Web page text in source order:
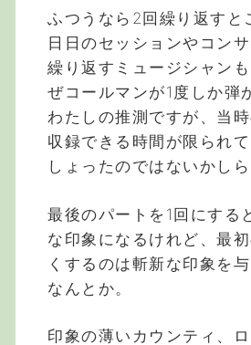
ふつうなら2回繰り返すと
日日のセッションやコン
繰り返すミュージシャン
ぜコールマンが1度しか弾
わたしの推測ですが、当
収録できる時間が限られ
しょったのではないかしら
最後のパートを1回にする
な印象になるけれど、最
くするのは斬新な印象を与
なんとか。
印象の薄いカウンティ、